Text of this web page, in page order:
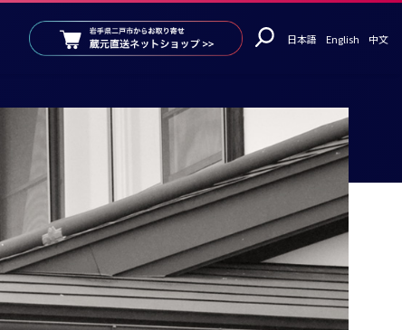
日本語 English 中文